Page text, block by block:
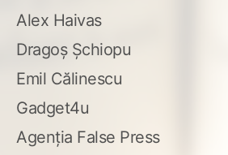
Alex Haivas
Dragoș Șchiopu
Emil Călinescu
Gadget4u
Agenția False Press